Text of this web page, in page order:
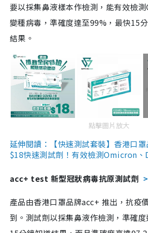
要以採集鼻液樣本作檢測，能有效檢
變種病毒，準確度達至99%，最快15
結果。
點擊圖片放大
延伸閱讀：【快速測試套裝】香港口
$18快速測試劑！有效檢測Omicron
acc+ test 新型冠狀病毒抗原測試劑
產品由香港口罩品牌acc+ 推出，抗疫
到。測試劑以採集鼻液作檢測，準確